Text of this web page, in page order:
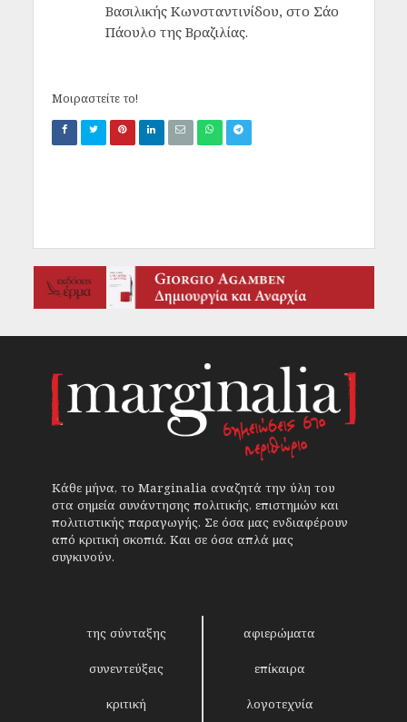
Βασιλικής Κωνσταντινίδου, στο Σάο
Πάουλο της Βραζιλίας.
Μοιραστείτε το!
Κάθε μήνα, το Marginalia αναζητά την ύλη του
στα σημεία συνάντησης πολιτικής, επιστημών και
πολιτιστικής παραγωγής. Σε όσα μας ενδιαφέρουν
από κριτική σκοπιά. Και σε όσα απλά μας
συγκινούν.
της σύνταξης αφιερώματα
συνεντεύξεις επίκαιρα
κριτική λογοτεχνία